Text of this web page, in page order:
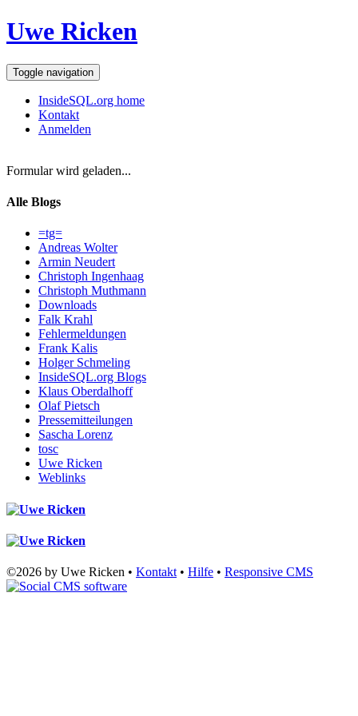
Uwe Ricken
Toggle navigation
InsideSQL.org home
Kontakt
Anmelden
Formular wird geladen...
Alle Blogs
=tg=
Andreas Wolter
Armin Neudert
Christoph Ingenhaag
Christoph Muthmann
Downloads
Falk Krahl
Fehlermeldungen
Frank Kalis
Holger Schmeling
InsideSQL.org Blogs
Klaus Oberdalhoff
Olaf Pietsch
Pressemitteilungen
Sascha Lorenz
tosc
Uwe Ricken
Weblinks
©2026 by Uwe Ricken • Kontakt • Hilfe • Responsive CMS